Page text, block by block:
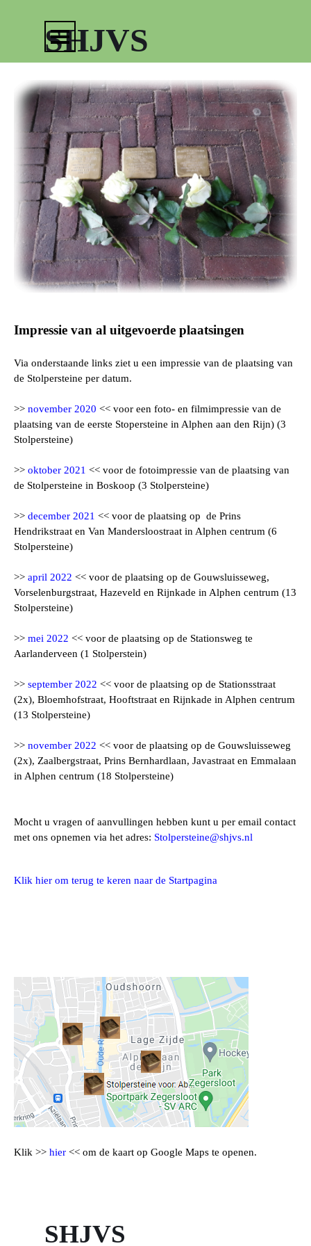
SHJVS
Impressie van al uitgevoerde plaatsingen
Via onderstaande links ziet u een impressie van de plaatsing van
de Stolpersteine per datum.
>> november 2020 << voor een foto- en filmimpressie van de
plaatsing van de eerste Stopersteine in Alphen aan den Rijn) (3
Stolpersteine)
>> oktober 2021 << voor de fotoimpressie van de plaatsing van
de Stolpersteine in Boskoop (3 Stolpersteine)
>> december 2021 << voor de plaatsing op de Prins
Hendrikstraat en Van Mandersloostraat in Alphen centrum (6
Stolpersteine)
>> april 2022 << voor de plaatsing op de Gouwsluisseweg,
Vorselenburgstraat, Hazeveld en Rijnkade in Alphen centrum (13
Stolpersteine)
>> mei 2022 << voor de plaatsing op de Stationsweg te
Aarlanderveen (1 Stolperstein)
>> september 2022 << voor de plaatsing op de Stationsstraat
(2x), Bloemhofstraat, Hooftstraat en Rijnkade in Alphen centrum
(13 Stolpersteine)
>> november 2022 << voor de plaatsing op de Gouwsluisseweg
(2x), Zaalbergstraat, Prins Bernhardlaan, Javastraat en Emmalaan
in Alphen centrum (18 Stolpersteine)
Mocht u vragen of aanvullingen hebben kunt u per email contact
met ons opnemen via het adres: Stolpersteine@shjvs.nl
Klik hier om terug te keren naar de Startpagina
Klik >> hier << om de kaart op Google Maps te openen.
SHJVS